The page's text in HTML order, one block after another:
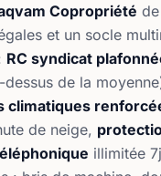
Copropriété
et un socle
RC syndicat
dessus de la
climatiques
de neige,
illimitée